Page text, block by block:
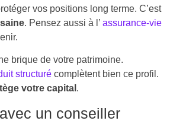
vos positions long terme. C’est
. Pensez aussi à l’ assurance-vie
brique de votre patrimoine.
structuré complètent bien ce profil.
votre capital .
un conseiller